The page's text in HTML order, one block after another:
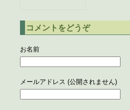
コメントをどうぞ
お名前
メールアドレス (公開されません)